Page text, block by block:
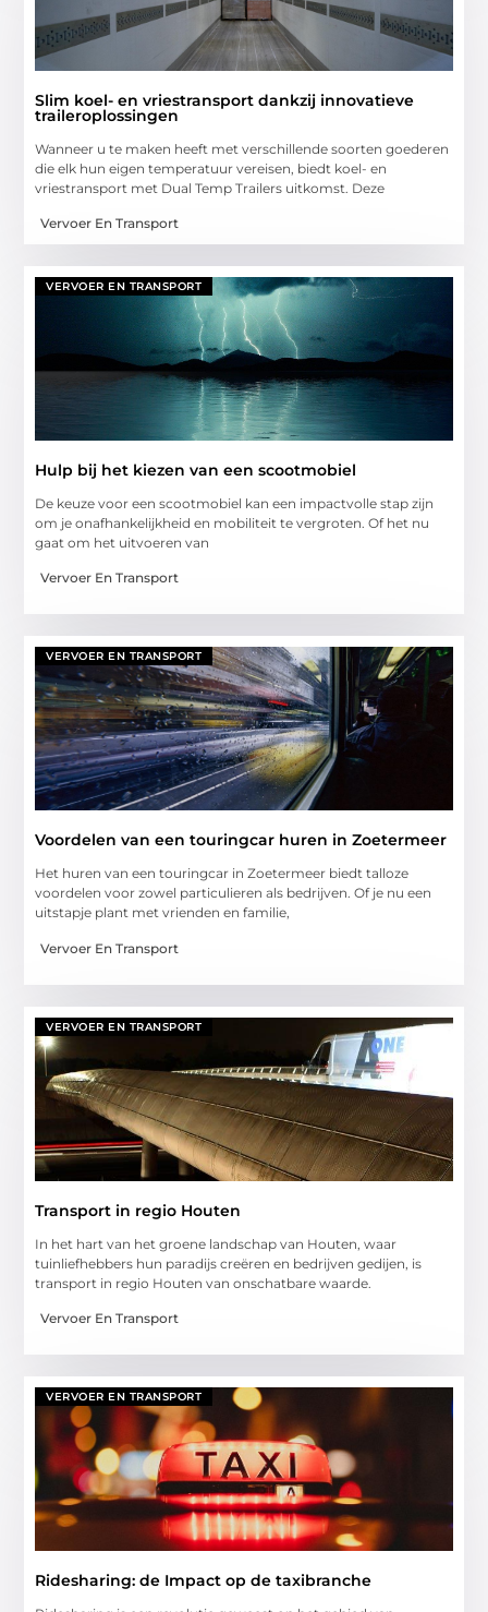
Slim koel- en vriestransport dankzij innovatieve
traileroplossingen
Wanneer u te maken heeft met verschillende soorten goederen
die elk hun eigen temperatuur vereisen, biedt koel- en
vriestransport met Dual Temp Trailers uitkomst. Deze
Vervoer En Transport
VERVOER EN TRANSPORT
Hulp bij het kiezen van een scootmobiel
De keuze voor een scootmobiel kan een impactvolle stap zijn
om je onafhankelijkheid en mobiliteit te vergroten. Of het nu
gaat om het uitvoeren van
Vervoer En Transport
VERVOER EN TRANSPORT
Voordelen van een touringcar huren in Zoetermeer
Het huren van een touringcar in Zoetermeer biedt talloze
voordelen voor zowel particulieren als bedrijven. Of je nu een
uitstapje plant met vrienden en familie,
Vervoer En Transport
VERVOER EN TRANSPORT
Transport in regio Houten
In het hart van het groene landschap van Houten, waar
tuinliefhebbers hun paradijs creëren en bedrijven gedijen, is
transport in regio Houten van onschatbare waarde.
Vervoer En Transport
VERVOER EN TRANSPORT
Ridesharing: de Impact op de taxibranche